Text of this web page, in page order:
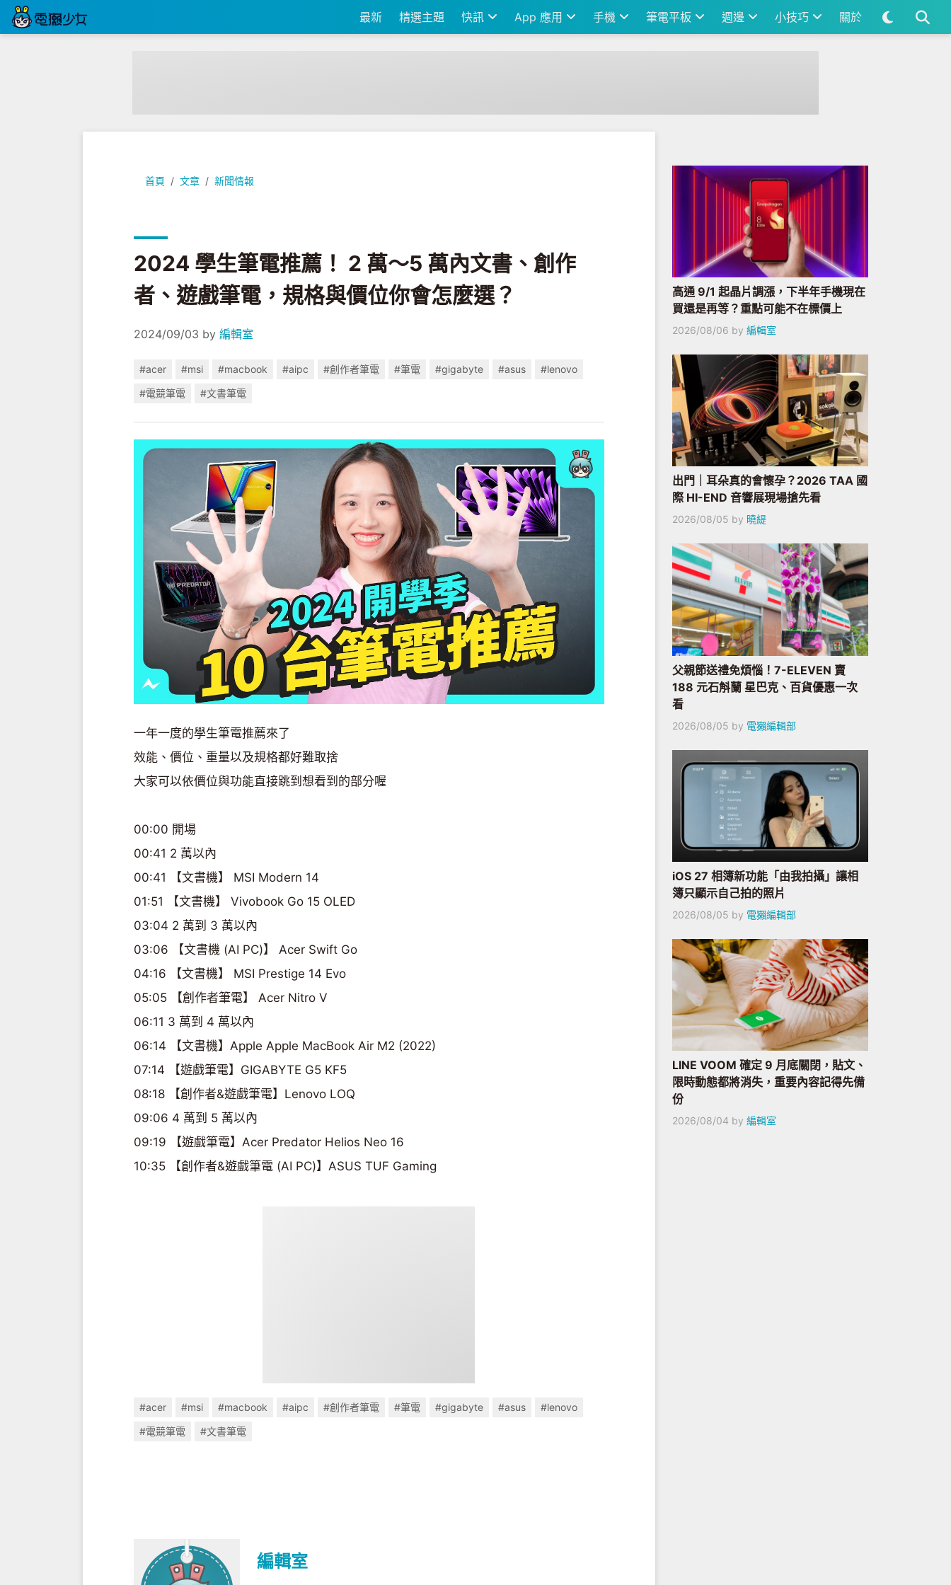
最新 精選主題 快訊 App 應用 手機 筆電平板 週邊 小技巧 關於
首頁 文章 新聞情報
2024 學生筆電推薦！ 2 萬～5 萬內文書、創作者、遊戲筆電，規格與價位你會怎麼選？
2024 學生筆電推薦！ 2 萬～5 萬內文書、創作
者、遊戲筆電，規格與價位你會怎麼選？
2024/09/03 by 編輯室
#acer #msi #macbook #aipc #創作者筆電 #筆電 #gigabyte #asus
#lenovo
#電競筆電
#文書筆電
一年一度的學生筆電推薦來了
效能、價位、重量以及規格都好難取捨
大家可以依價位與功能直接跳到想看到的部分喔
00:00 開場
00:41 2 萬以內
00:41 【文書機】 MSI Modern 14
01:51 【文書機】 Vivobook Go 15 OLED
03:04 2 萬到 3 萬以內
03:06 【文書機 (AI PC)】 Acer Swift Go
04:16 【文書機】 MSI Prestige 14 Evo
05:05 【創作者筆電】 Acer Nitro V
06:11 3 萬到 4 萬以內
06:14 【文書機】Apple Apple MacBook Air M2 (2022)
07:14 【遊戲筆電】GIGABYTE G5 KF5
08:18 【創作者&遊戲筆電】Lenovo LOQ
09:06 4 萬到 5 萬以內
09:19 【遊戲筆電】Acer Predator Helios Neo 16
10:35 【創作者&遊戲筆電 (AI PC)】ASUS TUF Gaming
#acer #msi #macbook #aipc #創作者筆電 #筆電 #gigabyte #asus
#lenovo
#電競筆電
#文書筆電
編輯室
高通 9/1 起晶片調漲，下半年手機現在
買還是再等？重點可能不在標價上
2026/08/06 by 編輯室
出門｜耳朵真的會懷孕？2026 TAA 國
際 HI-END 音響展現場搶先看
2026/08/05 by 曉緹
父親節送禮免煩惱！7-ELEVEN 賣
188 元石斛蘭 星巴克、百貨優惠一次
看
2026/08/05 by 電獺編輯部
iOS 27 相簿新功能「由我拍攝」讓相
簿只顯示自己拍的照片
2026/08/05 by 電獺編輯部
LINE VOOM 確定 9 月底關閉，貼文、
限時動態都將消失，重要內容記得先備
份
2026/08/04 by 編輯室